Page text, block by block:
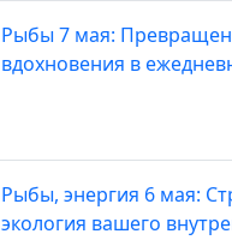
Рыбы 7 мая:
вдохновения в
Рыбы, энергия 6 мая:
экология вашего